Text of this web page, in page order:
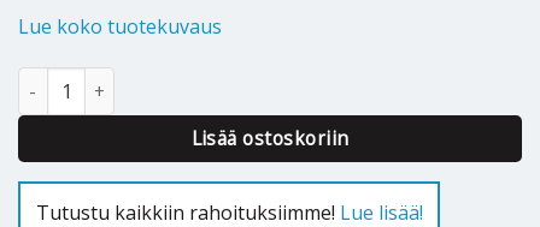
Lue koko tuotekuvaus
J-sähkövastus Jäspi 6,0 kW - 5087010 määrä
Lisää ostoskoriin
Tutustu kaikkiin rahoituksiimme! Lue lisää!